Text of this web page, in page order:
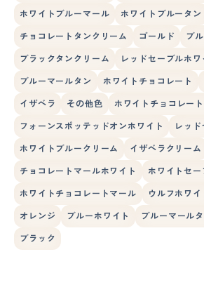
ホワイトブルーマール ホワイトブルータン
チョコレートタンクリーム ゴールド ブ
ブラックタンクリーム レッドセーブルホワ
ブルーマールタン ホワイトチョコレート
イザベラ その他色 ホワイトチョコレー
フォーンスポッテッドオンホワイト レッ
ホワイトブルークリーム イザベラクリーム
チョコレートマールホワイト ホワイトセー
ホワイトチョコレートマール ウルフホワイ
オレンジ ブルーホワイト ブルーマール
ブラック